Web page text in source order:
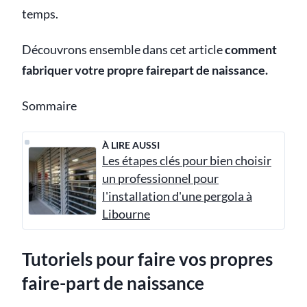
temps.
Découvrons ensemble dans cet articlecomment
fabriquer votre propre fairepart de naissance.
Sommaire
À LIRE AUSSI
Les étapes clés pour bien choisir
un professionnel pour
l'installation d'une pergola à
Libourne
Tutoriels pour faire vos propres
faire-part de naissance